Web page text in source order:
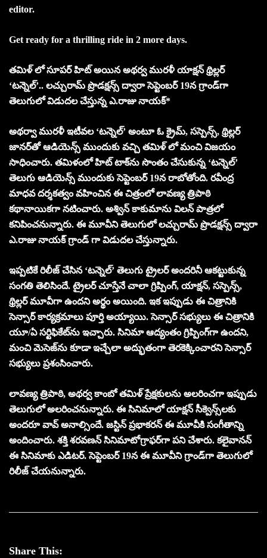
editor.
Get ready for a thrilling ride in 2 more days.
తమిళ్ లో సూపర్ హిట్ అయిన అథర్వ మురళీ యాక్షన్ థ్రిల్లర్
‘టన్నెల్’.. లచ్చురామ్ ప్రొడక్షన్స్ ద్వారా సెప్టెంబర్ 19న గ్రాండ్‌గా
తెలుగులో విడుదల చేస్తున్న ఎ.రాజు నాయక్*
అథర్వా మురళీ ఇటీవల ‘టన్నెల్’ అంటూ ఓ క్రైమ్, సస్పెన్స్, థ్రిల్లర్
జానర్‌తో ఆడియెన్స్ ముందుకు వచ్చి తమిళ్ లో మంచి విజయం
సాధించారు. తమిళంలో హిట్ టాక్‌ను సొంతం చేసుకున్న ‘టన్నెల్’
తెలుగు ఆడియెన్స్ ముందుకు సెప్టెంబర్ 19న రాబోతోంది. రవీంద్ర
మాధవ దర్శకత్వం వహించిన ఈ చిత్రంలో లావణ్య త్రిపాఠి
కథానాయికగా నటించారు. అశ్విన్ కాకుమాను విలన్ పాత్రలో
కనిపించనున్నారు. ఈ మూవీని తెలుగులో లచ్చురామ్ ప్రొడక్షన్స్ ద్వారా
ఎ.రాజు నాయక్ గ్రాండ్ గా విడుదల చేస్తున్నారు.
ఇప్పటికే రిలీజ్ చేసిన ‘టన్నెల్’ తెలుగు ట్రైలర్ అందరినీ ఆకట్టుకున్న
సంగతి తెలిసిందే. ట్రైలర్ చూస్తేనే చాలా గ్రిప్పింగ్, యాక్షన్, సస్పెన్స్,
థ్రిల్లర్ మూవీగా ఉందని అర్థం అయింది. ఇక ఇప్పుడు ఈ చిత్రానికి
సెన్సార్ కార్యక్రమాలు పూర్తి అయ్యాయి. సెన్సార్ సభ్యులు ఈ చిత్రానికి
యూ/ఏ సర్టిఫికేట్‌ను ఇచ్చారు. సినిమా ఆద్యంతం గ్రిప్పింగ్‌గా ఉందని,
మంచి మెసెజ్‌ను కూడా ఇచ్చేలా అద్భుతంగా తెరకెక్కించారని సెన్సార్
సభ్యులు ప్రశంసించారు.
లావణ్య త్రిపాఠి, అథర్వ కాంబో తమిళ్ ప్రేక్షకులను అలరించగా ఇప్పుడు
తెలుగులో అలరించనున్నారు. ఈ సినిమాలో యాక్షన్ సీక్వెన్స్‌లకు
అందరూ వావ్ అనాల్సిందే. జస్టిన్ ప్రభాకరన్ ఈ మూవీకి సంగీతాన్ని
అందించారు. శక్తి శరవణన్ సినిమాటోగ్రాఫర్‌గా పని చేశారు. కలైవానన్
ఈ సినిమాకు ఎడిటర్. సెప్టెంబర్ 19న ఈ మూవీని గ్రాండ్‌గా తెలుగులో
రిలీజ్ చేయనున్నారు.
Share This: